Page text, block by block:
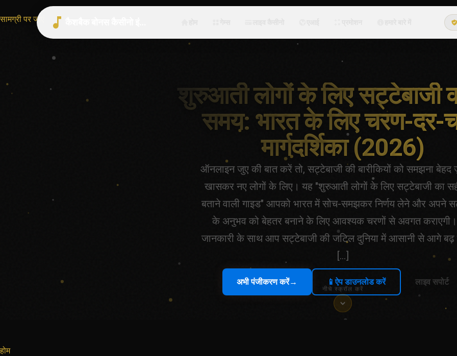
सामग्री पर जाएं
शुरुआती लोगों के लिए सट्टेबाजी
समय: भारत के लिए चरण-दर-
मार्गदर्शिका (2026)
ऑनलाइन जुए की बात करें तो, सट्टेबाजी की बारीकियों को समझना बेहद
खासकर नए लोगों के लिए। यह "शुरुआती लोगों के लिए सट्टेबाजी का
बताने वाली गाइड" आपको भारत में सोच-समझकर निर्णय लेने और अपने
के अनुभव को बेहतर बनाने के लिए आवश्यक चरणों से अवगत
जानकारी के साथ आप सट्टेबाजी की जटिल दुनिया में आसानी से आगे
[…]
अभी पंजीकरण करें→ 📱ऐप डाउनलोड करें लाइव सपोर्ट
नीचे स्क्रॉल करें
होम